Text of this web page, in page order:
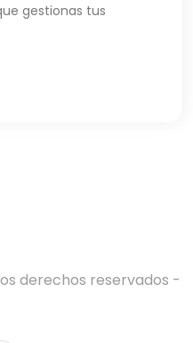
gestionas tus
derechos reservados -